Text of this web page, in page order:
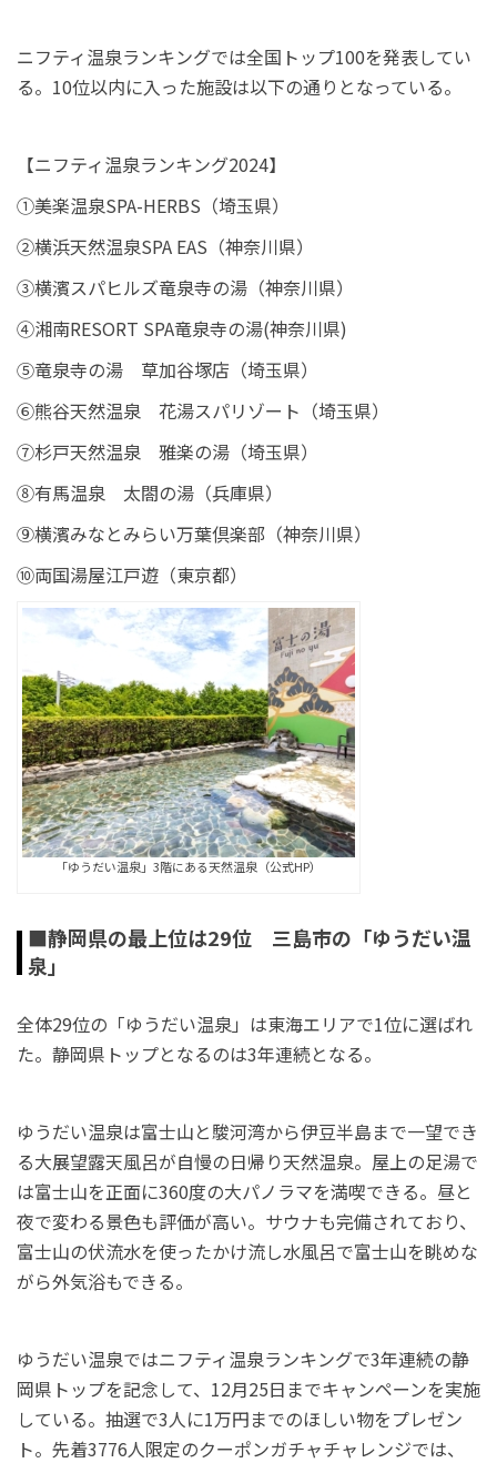
ニフティ温泉ランキングでは全国トップ100を発表してい
る。10位以内に入った施設は以下の通りとなっている。
【ニフティ温泉ランキング2024】
①美楽温泉SPA-HERBS（埼玉県）
②横浜天然温泉SPA EAS（神奈川県）
③横濱スパヒルズ竜泉寺の湯（神奈川県）
④湘南RESORT SPA竜泉寺の湯(神奈川県)
⑤竜泉寺の湯 草加谷塚店（埼玉県）
⑥熊谷天然温泉 花湯スパリゾート（埼玉県）
⑦杉戸天然温泉 雅楽の湯（埼玉県）
⑧有馬温泉 太閤の湯（兵庫県）
⑨横濱みなとみらい万葉倶楽部（神奈川県）
⑩両国湯屋江戸遊（東京都）
「ゆうだい温泉」3階にある天然温泉（公式HP）
■静岡県の最上位は29位 三島市の「ゆうだい温
泉」
全体29位の「ゆうだい温泉」は東海エリアで1位に選ばれ
た。静岡県トップとなるのは3年連続となる。
ゆうだい温泉は富士山と駿河湾から伊豆半島まで一望でき
る大展望露天風呂が自慢の日帰り天然温泉。屋上の足湯で
は富士山を正面に360度の大パノラマを満喫できる。昼と
夜で変わる景色も評価が高い。サウナも完備されており、
富士山の伏流水を使ったかけ流し水風呂で富士山を眺めな
がら外気浴もできる。
ゆうだい温泉ではニフティ温泉ランキングで3年連続の静
岡県トップを記念して、12月25日までキャンペーンを実施
している。抽選で3人に1万円までのほしい物をプレゼン
ト。先着3776人限定のクーポンガチャチャレンジでは、